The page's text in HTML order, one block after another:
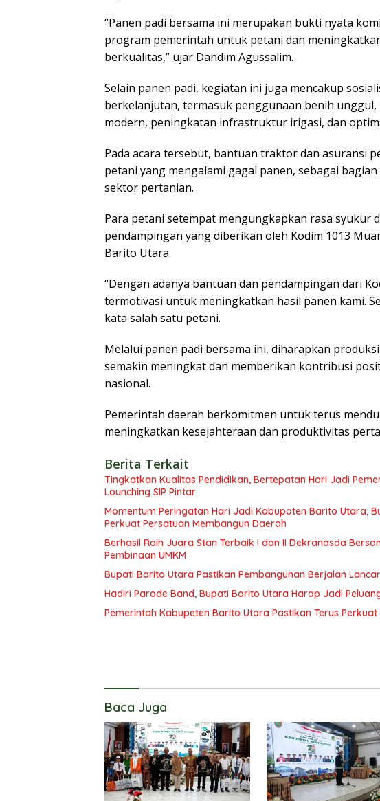
“Panen padi bersama ini merupakan bukti nyata
program pemerintah untuk petani dan
berkualitas,” ujar Dandim Agussalim.
Selain panen padi, kegiatan ini juga mencakup
berkelanjutan, termasuk penggunaan benih
modern, peningkatan infrastruktur irigasi, dan
Pada acara tersebut, bantuan traktor dan asuransi
petani yang mengalami gagal panen, sebagai
sektor pertanian.
Para petani setempat mengungkapkan rasa syukur
pendampingan yang diberikan oleh Kodim 1013
Barito Utara.
“Dengan adanya bantuan dan pendampingan dari
termotivasi untuk meningkatkan hasil panen kami.
kata salah satu petani.
Melalui panen padi bersama ini, diharapkan
semakin meningkat dan memberikan kontribusi
nasional.
Pemerintah daerah berkomitmen untuk terus
meningkatkan kesejahteraan dan produktivitas
Berita Terkait
Tingkatkan Kualitas Pendidikan, Bertepatan Hari Jadi
Lounching SIP Pintar
Momentum Peringatan Hari Jadi Kabupaten Barito Utara,
Perkuat Persatuan Membangun Daerah
Berhasil Raih Juara Stan Terbaik I dan II Dekranasda
Pembinaan UMKM
Bupati Barito Utara Pastikan Pembangunan Berjalan
Hadiri Parade Band, Bupati Barito Utara Harap Jadi
Pemerintah Kabupeten Barito Utara Pastikan Terus
Baca Juga